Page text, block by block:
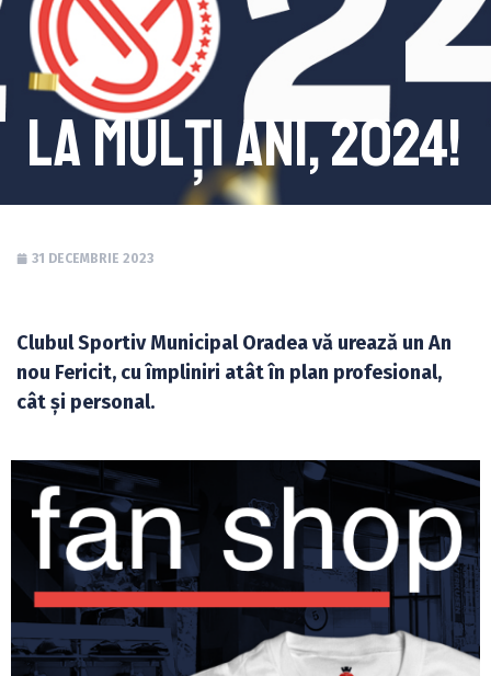
La Mulți Ani, 2024!
31 DECEMBRIE 2023
Clubul Sportiv Municipal Oradea vă urează un An
nou Fericit, cu împliniri atât în plan profesional,
cât și personal.